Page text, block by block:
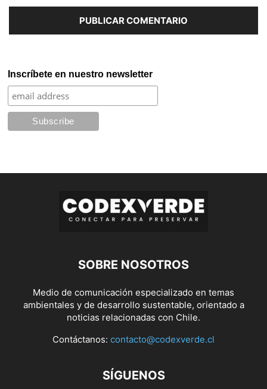
Inscríbete en nuestro newsletter
SOBRE NOSOTROS
Medio de comunicación especializado en temas
ambientales y de desarrollo sustentable, orientado a
noticias relacionadas con Chile.
Contáctanos: contacto@codexverde.cl
SÍGUENOS